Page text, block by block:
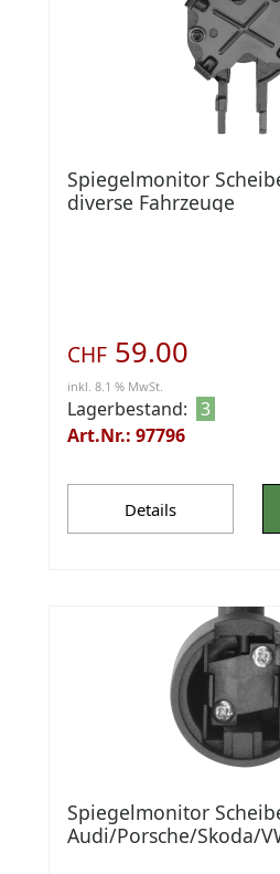
Spiegelmonitor
diverse Fahrzeuge
CHF 59.00
inkl. 8.1 % MwSt.
Lagerbestand: 3
Art.Nr.: 97796
Details
Spiegelmonitor
Audi/Porsche/Skoda/